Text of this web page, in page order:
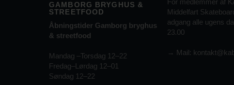
GAMBORG BRYGHUS &
STREETFOOD
Åbningstider Gamborg bryghus
& streetfood
Mandag –Torsdag 12–22
Fredag–Lørdag 12–01
Søndag 12–22
Middelfart
adgang alle ugens
23.00
→ Mail: